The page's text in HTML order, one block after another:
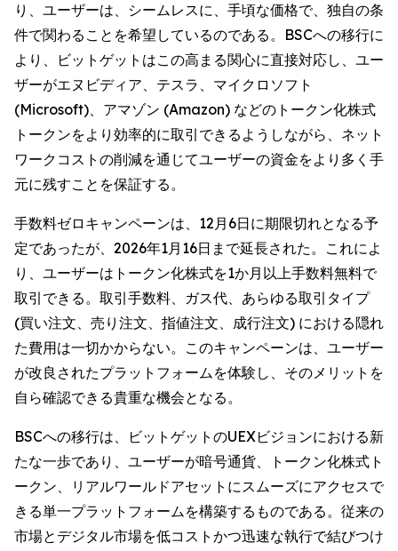
り、ユーザーは、シームレスに、手頃な価格で、独自の条
件で関わることを希望しているのである。BSCへの移行に
より、ビットゲットはこの高まる関心に直接対応し、ユー
ザーがエヌビディア、テスラ、マイクロソフト
(Microsoft)、アマゾン (Amazon) などのトークン化株式
トークンをより効率的に取引できるようしながら、ネット
ワークコストの削減を通じてユーザーの資金をより多く手
元に残すことを保証する。
手数料ゼロキャンペーンは、12月6日に期限切れとなる予
定であったが、2026年1月16日まで延長された。これによ
り、ユーザーはトークン化株式を1か月以上手数料無料で
取引できる。取引手数料、ガス代、あらゆる取引タイプ
(買い注文、売り注文、指値注文、成行注文) における隠れ
た費用は一切かからない。このキャンペーンは、ユーザー
が改良されたプラットフォームを体験し、そのメリットを
自ら確認できる貴重な機会となる。
BSCへの移行は、ビットゲットのUEXビジョンにおける新
たな一歩であり、ユーザーが暗号通貨、トークン化株式ト
ークン、リアルワールドアセットにスムーズにアクセスで
きる単一プラットフォームを構築するものである。従来の
市場とデジタル市場を低コストかつ迅速な執行で結びつけ